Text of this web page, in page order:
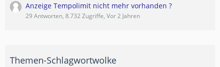
Anzeige Tempolimit nicht mehr vorhanden ?
29 Antworten, 8.732 Zugriffe, Vor 2 Jahren
Themen-Schlagwortwolke